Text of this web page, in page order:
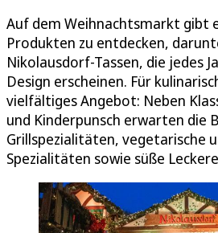
Auf dem Weihnachtsmarkt gibt
Produkten zu entdecken,
Nikolausdorf-Tassen, die jedes
Design erscheinen. Für
vielfältiges Angebot: Neben
und Kinderpunsch erwarten die
Grillspezialitäten, vegetarische
Spezialitäten sowie süße